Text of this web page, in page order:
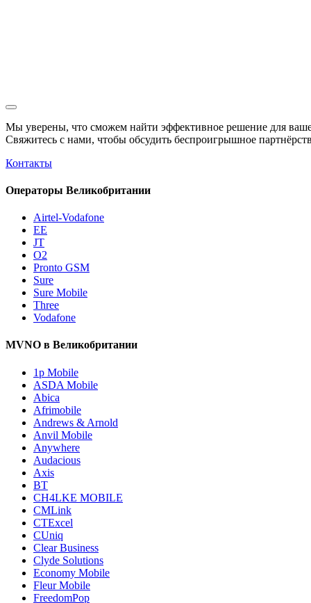
Мы уверены, что сможем найти эффективное решение для
Свяжитесь с нами, чтобы обсудить беспроигрышное
Контакты
Операторы Великобритании
Airtel-Vodafone
EE
JT
O2
Pronto GSM
Sure
Sure Mobile
Three
Vodafone
MVNO в Великобритании
1p Mobile
ASDA Mobile
Abica
Afrimobile
Andrews & Arnold
Anvil Mobile
Anywhere
Audacious
Axis
BT
CH4LKE MOBILE
CMLink
CTExcel
CUniq
Clear Business
Clyde Solutions
Economy Mobile
Fleur Mobile
FreedomPop